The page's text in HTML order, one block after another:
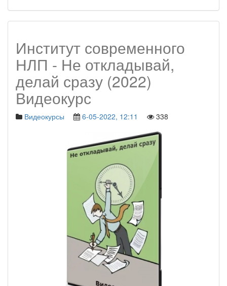
Институт современного
НЛП - Не откладывай,
делай сразу (2022)
Видеокурс
Видеокурсы 6-05-2022, 12:11 338